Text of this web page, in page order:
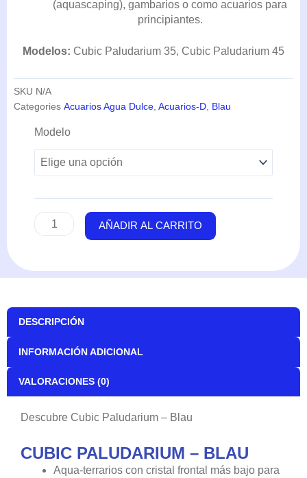
(aquascaping), gambarios o como acuarios para
principiantes.
Modelos: Cubic Paludarium 35, Cubic Paludarium 45
SKU N/A
Categories Acuarios Agua Dulce Acuarios-D Blau
Modelo
Cubic
Blau
AÑADIR AL CARRITO
DESCRIPCIÓN
INFORMACIÓN ADICIONAL
VALORACIONES (0)
Descubre Cubic Paludarium – Blau
CUBIC PALUDARIUM – BLAU
Aqua-terrarios con cristal frontal más bajo para